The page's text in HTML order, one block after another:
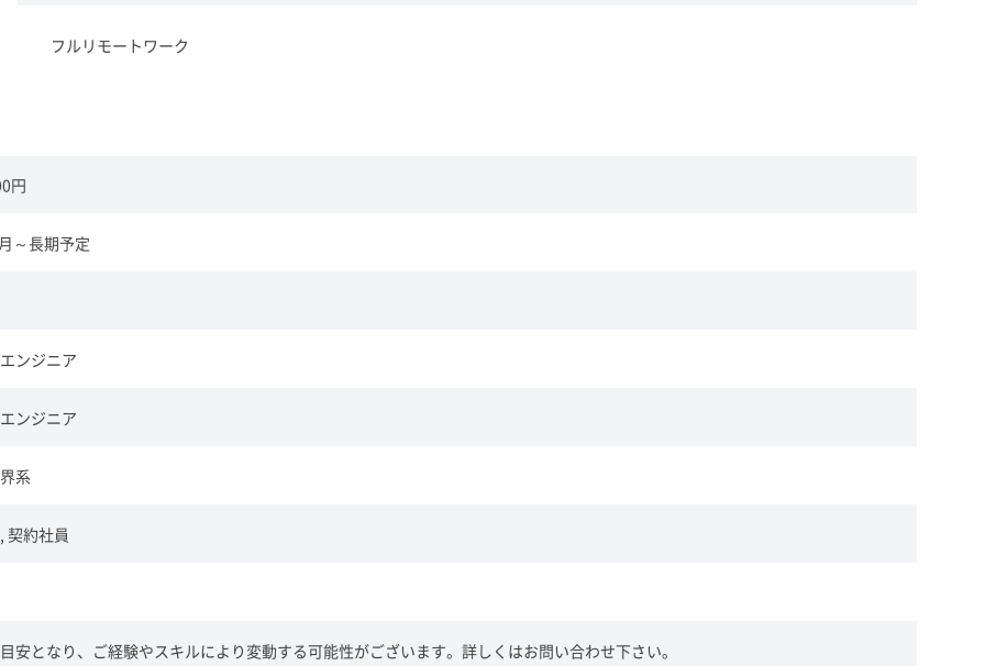
フルリモートワーク
円
～長期予定
ンジニア
ンジニア
系
契約社員
安となり、ご経験やスキルにより変動する可能性がございます。詳しくはお問い合わせ下さい。